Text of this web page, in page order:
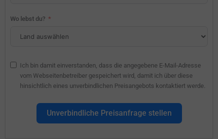
Wo lebst du?
Ich bin damit einverstanden, dass die angegebene E-Mail-Adresse
vom Webseitenbetreiber gespeichert wird, damit ich über diese
hinsichtlich eines unverbindlichen Preisangebots kontaktiert werde.
Unverbindliche Preisanfrage stellen